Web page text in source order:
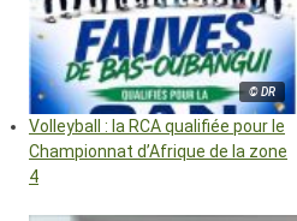
© DR
Volleyball : la RCA qualifiée pour le
Championnat d’Afrique de la zone
4